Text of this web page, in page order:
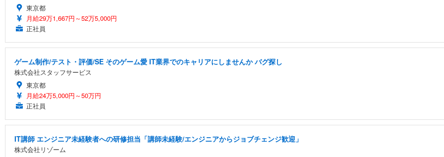
東京都
月給29万1,667円～52万5,000円
正社員
ゲーム制作/テスト・評価/SE そのゲーム愛 IT業界でのキャリアにしませんか バグ探し
株式会社スタッフサービス
東京都
月給24万5,000円～50万円
正社員
IT講師 エンジニア未経験者への研修担当「講師未経験/エンジニアからジョブチェンジ歓迎」
株式会社リゾーム